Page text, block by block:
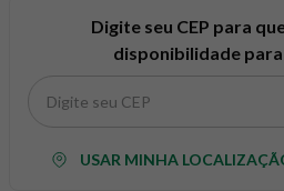
Digite seu CEP para
disponibilidade para
USAR MINHA
psyllium